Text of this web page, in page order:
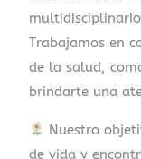
Trabajamos en
de la salud,
brindarte una
Nuestro
de vida y